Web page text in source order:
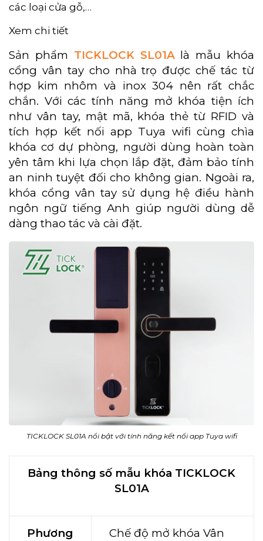
các loại cửa gỗ,…
Xem chi tiết
Sản phẩm TICKLOCK SL01Alà mẫu khóa
cổng vân tay cho nhà trọ được chế tác từ
hợp kim nhôm và inox 304 nên rất chắc
chắn. Với các tính năng mở khóa tiện ích
như vân tay, mật mã, khóa thẻ từ RFID và
tích hợp kết nối app Tuya wifi cùng chìa
khóa cơ dự phòng, người dùng hoàn toàn
yên tâm khi lựa chọn lắp đặt, đảm bảo tính
an ninh tuyệt đối cho không gian. Ngoài ra,
khóa cổng vân tay sử dụng hệ điều hành
ngôn ngữ tiếng Anh giúp người dùng dễ
dàng thao tác và cài đặt.
TICKLOCK SL01A nổi bật với tính năng kết nối app Tuya wifi
Bảng thông số mẫu khóa TICKLOCK
SL01A
Phương
Chế độ mở khóa Vân